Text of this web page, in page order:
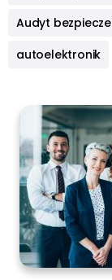
Audyt
autoelektronik